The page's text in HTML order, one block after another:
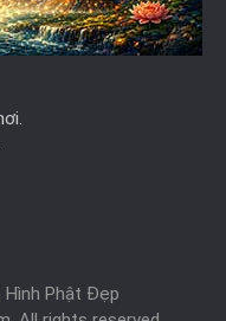
Hình Phật Đẹp